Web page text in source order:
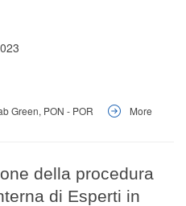
Green, PON - POR More
della procedura
di Esperti in